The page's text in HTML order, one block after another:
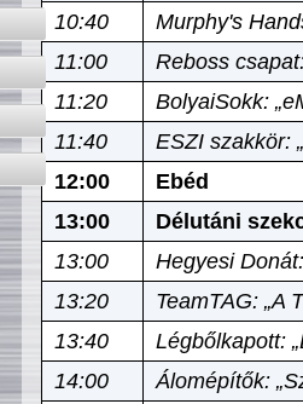
10:40
Murphy's
11:00
Reboss
11:20
BolyaiSokk:
11:40
ESZI szakkör:
12:00
Ebéd
13:00
Délutáni
13:00
Hegyesi
13:20
TeamTAG: „A
13:40
Légbőlkapott:
14:00
Álomépítők: